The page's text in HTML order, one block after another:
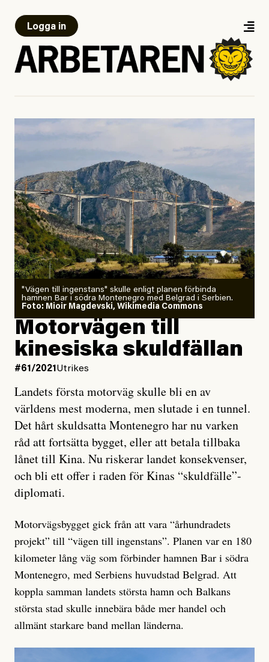
Logga in
"Vägen till ingenstans" skulle enligt planen förbinda
hamnen Bar i södra Montenegro med Belgrad i Serbien.
Foto: Mioir Magdevski, Wikimedia Commons
Motorvägen till
kinesiska skuldfällan
#61/2021 Utrikes
Landets första motorväg skulle bli en av
världens mest moderna, men slutade i en tunnel.
Det hårt skuldsatta Montenegro har nu varken
råd att fortsätta bygget, eller att betala tillbaka
lånet till Kina. Nu riskerar landet konsekvenser,
och bli ett offer i raden för Kinas “skuldfälle”-
diplomati.
Motorvägsbygget gick från att vara “århundradets
projekt” till “vägen till ingenstans”. Planen var en 180
kilometer lång väg som förbinder hamnen Bar i södra
Montenegro, med Serbiens huvudstad Belgrad. Att
koppla samman landets största hamn och Balkans
största stad skulle innebära både mer handel och
allmänt starkare band mellan länderna.